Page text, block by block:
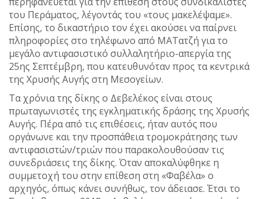
του Περάματος, λέγοντάς του «τους μακελέψαμε».
Επίσης, το δικαστήριο τον έχει ακούσει να παίρνει
πληροφορίες στο τηλέφωνο από ΜΑΤατζή για το
μεγάλο αντιφασιστικό συλλαλητήριο-απεργία της
25ης Σεπτέμβρη, που κατευθυνόταν προς τα κεντρικά
της Χρυσής Αυγής στη Μεσογείων.
Τα χρόνια της δίκης ο Δεβελέκος είναι στους
πρωταγωνιστές της εγκληματικής δράσης της Χρυσής
Αυγής. Πέρα από τις επιθέσεις, ήταν αυτός που
οργάνωνε και την προσπάθεια τρομοκράτησης των
αντιφασιστών/τριών που παρακολουθούσαν τις
συνεδριάσεις της δίκης. Όταν αποκαλύφθηκε η
συμμετοχή του στην επίθεση στη «Φαβέλα» ο
αρχηγός, όπως κάνει συνήθως, τον άδειασε. Έτσι το